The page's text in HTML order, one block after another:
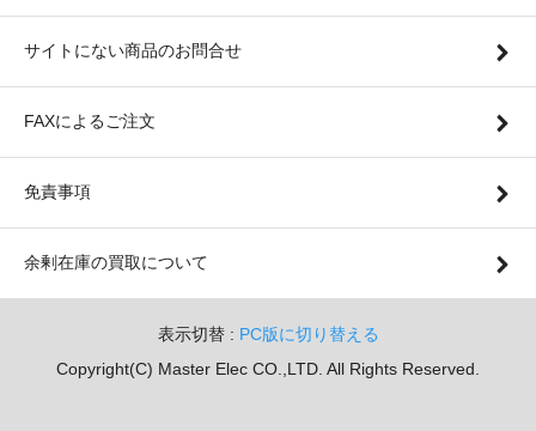
サイトにない商品のお問合せ
FAXによるご注文
免責事項
余剰在庫の買取について
表示切替 : PC版に切り替える
Copyright(C) Master Elec CO.,LTD. All Rights Reserved.